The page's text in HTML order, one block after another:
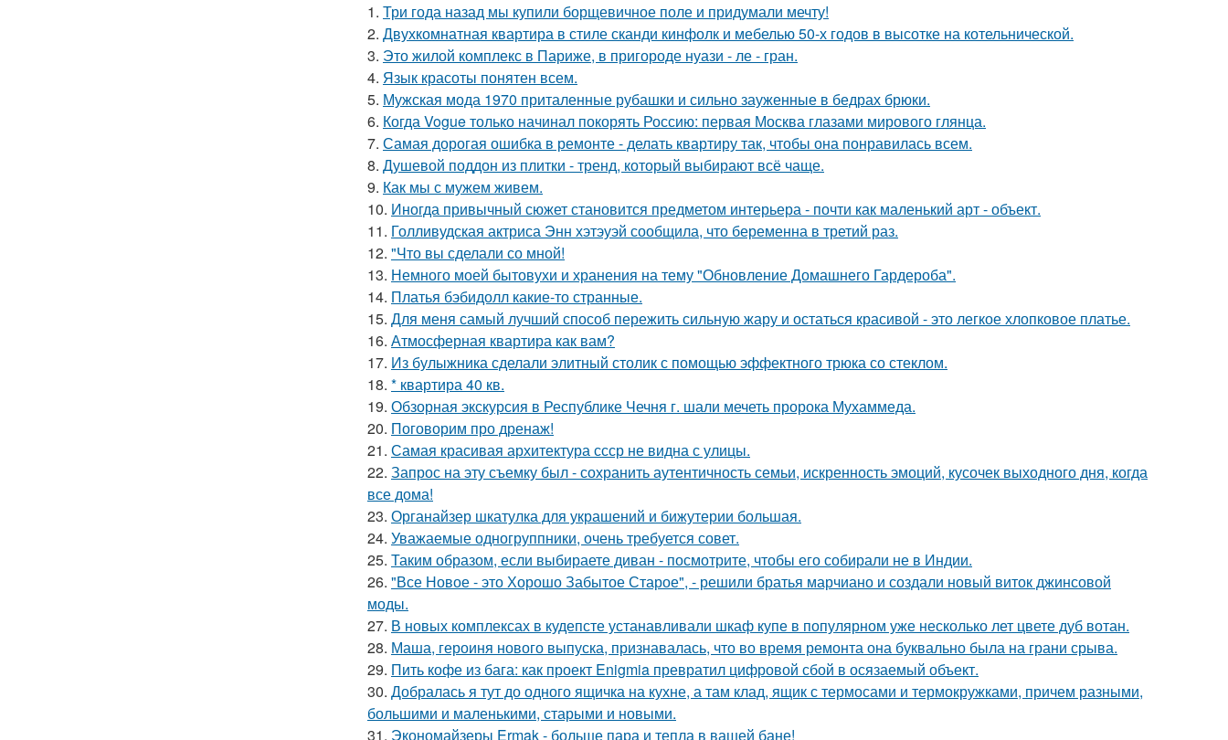
1. Три года назад мы купили борщевичное поле и придумали мечту!
2. Двухкомнатная квартира в стиле сканди кинфолк и мебелью 50-х годов в высотке на котельнической.
3. Это жилой комплекс в Париже, в пригороде нуази - ле - гран.
4. Язык красоты понятен всем.
5. Мужская мода 1970 приталенные рубашки и сильно зауженные в бедрах брюки.
6. Когда Vogue только начинал покорять Россию: первая Москва глазами мирового глянца.
7. Самая дорогая ошибка в ремонте - делать квартиру так, чтобы она понравилась всем.
8. Душевой поддон из плитки - тренд, который выбирают всё чаще.
9. Как мы с мужем живем.
10. Иногда привычный сюжет становится предметом интерьера - почти как маленький арт - объект.
11. Голливудская актриса Энн хэтэуэй сообщила, что беременна в третий раз.
12. "Что вы сделали со мной!
13. Немного моей бытовухи и хранения на тему "Обновление Домашнего Гардероба".
14. Платья бэбидолл какие-то странные.
15. Для меня самый лучший способ пережить сильную жару и остаться красивой - это легкое хлопковое платье.
16. Атмосферная квартира как вам?
17. Из булыжника сделали элитный столик с помощью эффектного трюка со стеклом.
18. * квартира 40 кв.
19. Обзорная экскурсия в Республике Чечня г. шали мечеть пророка Мухаммеда.
20. Поговорим про дренаж!
21. Самая красивая архитектура ссср не видна с улицы.
22. Запрос на эту съемку был - сохранить аутентичность семьи, искренность эмоций, кусочек выходного дня, когда
все дома!
23. Органайзер шкатулка для украшений и бижутерии большая.
24. Уважаемые одногруппники, очень требуется совет.
25. Таким образом, если выбираете диван - посмотрите, чтобы его собирали не в Индии.
26. "Все Новое - это Хорошо Забытое Старое", - решили братья марчиано и создали новый виток джинсовой
моды.
27. В новых комплексах в кудепсте устанавливали шкаф купе в популярном уже несколько лет цвете дуб вотан.
28. Маша, героиня нового выпуска, признавалась, что во время ремонта она буквально была на грани срыва.
29. Пить кофе из бага: как проект Enigmia превратил цифровой сбой в осязаемый объект.
30. Добралась я тут до одного ящичка на кухне, а там клад, ящик с термосами и термокружками, причем разными,
большими и маленькими, старыми и новыми.
31. Экономайзеры Ermak - больше пара и тепла в вашей бане!